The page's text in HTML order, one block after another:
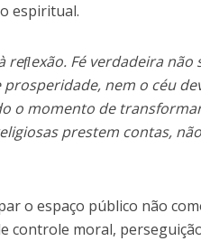
espiritual.
Fé verdadeira não
nem o céu
o momento de
prestem contas, não
o espaço público não
controle moral,